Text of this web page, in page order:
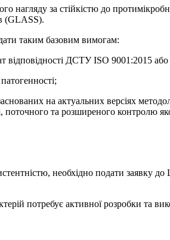
нагляду за стійкістю до
(GLASS).
таким базовим вимогам:
відповідності ДСТУ ISO 9001:2015 або
на актуальних версіях
поточного та розширеного контролю
необхідно подати заявку
потребує активної розробки та